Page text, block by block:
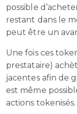
possible
restant dans le
peut être un
Une fois ces
prestataire)
jacentes afin de
est même
actions tokenisés.